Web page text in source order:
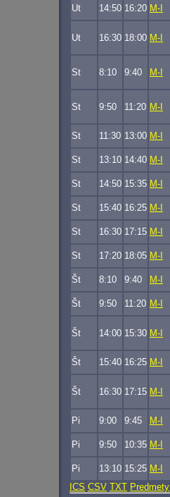
Ut 14:50 16:20 M-I
Ut 16:30 18:00 M-I
St 8:10 9:40 M-I
St 9:50 11:20 M-I
St 11:30 13:00 M-I
St 13:10 14:40 M-I
St 14:50 15:35 M-I
St 15:40 16:25 M-I
St 16:30 17:15 M-I
St 17:20 18:05 M-I
Št 8:10 9:40 M-I
Št 9:50 11:20 M-I
Št 14:00 15:30 M-I
Št 15:40 16:25 M-I
Št 16:30 17:15 M-I
Pi 9:00 9:45 M-I
Pi 9:50 10:35 M-I
Pi 13:10 15:25 M-I
ICS CSV TXT Predmety